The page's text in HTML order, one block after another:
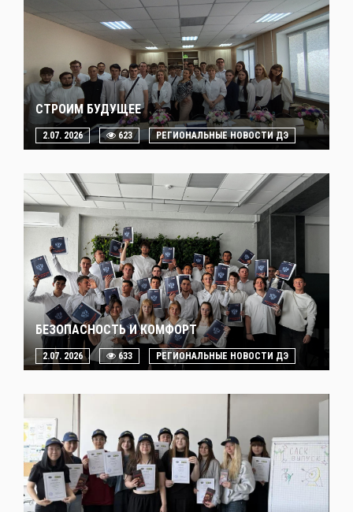
СТРОИМ БУДУЩЕЕ
2.07. 2026 623 РЕГИОНАЛЬНЫЕ НОВОСТИ ДЭ
БЕЗОПАСНОСТЬ И КОМФОРТ
2.07. 2026 633 РЕГИОНАЛЬНЫЕ НОВОСТИ ДЭ